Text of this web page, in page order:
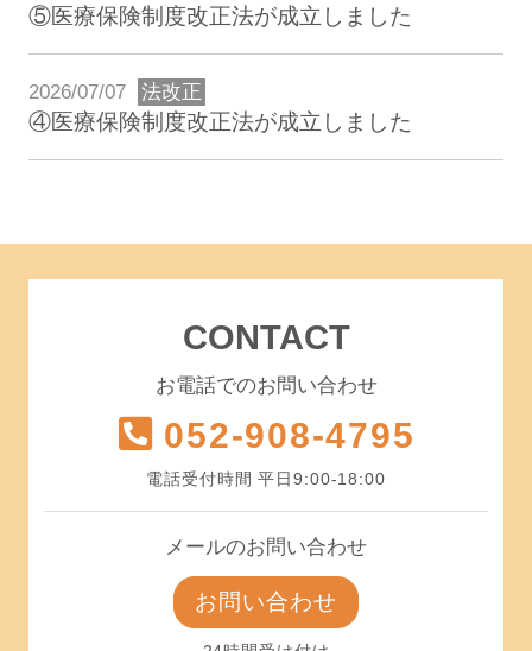
⑤医療保険制度改正法が成立しました
2026/07/07 法改正
④医療保険制度改正法が成立しました
CONTACT
お電話でのお問い合わせ
052-908-4795
電話受付時間 平日9:00-18:00
メールのお問い合わせ
お問い合わせ